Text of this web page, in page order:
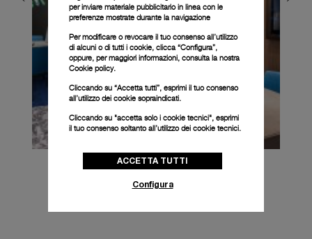
per inviare materiale pubblicitario in linea con le
preferenze mostrate durante la navigazione
Per modificare o revocare il tuo consenso all’utilizzo
di alcuni o di tutti i cookie, clicca “Configura”,
oppure, per maggiori informazioni, consulta la nostra
Cookie policy.
Cliccando su “Accetta tutti”, esprimi il tuo consenso
all’utilizzo dei cookie sopraindicati.
Cliccando su "accetta solo i cookie tecnici", esprimi
il tuo consenso soltanto all’utilizzo dei cookie tecnici.
ACCETTA TUTTI
Configura